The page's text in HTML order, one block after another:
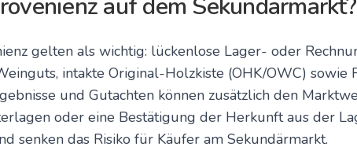
auf dem Sekundärmarkt?
gelten als wichtig: lückenlose Lager- oder
intakte Original-Holzkiste (OHK/OWC) sowie
und Gutachten können zusätzlich den
oder eine Bestätigung der Herkunft aus der
senken das Risiko für Käufer am Sekundärmarkt.